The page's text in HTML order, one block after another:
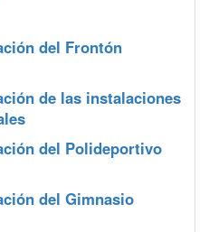
del Frontón
de las instalaciones
del Polideportivo
del Gimnasio